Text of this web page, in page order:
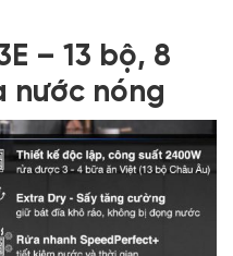
– 13 bộ, 8
nước nóng